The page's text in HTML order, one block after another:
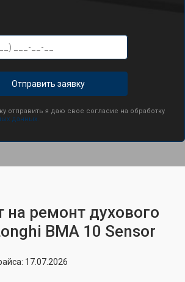
Отправить заявку
отправить я даю свое согласие на обработку
данных.
на ремонт духового
BMA 10 Sensor
17.07.2026